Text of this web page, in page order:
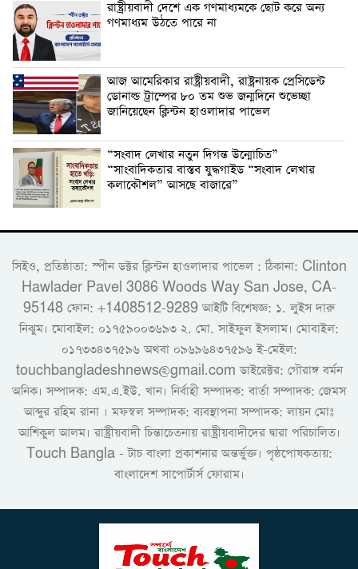
রাষ্ট্রীয়বাদী দেশে ‎এক গণমাধ্যমকে ছোট করে অন্য
গণমাধ্যম উঠতে পারে না ‎
‎আজ আমেরিকার রাষ্ট্রীয়বাদী, রাষ্ট্রনায়ক প্রেসিডেন্ট
ডোনাল্ড ট্রাম্পের ৮০ তম শুভ জন্মদিনে শুভেচ্ছা
জানিয়েছেন ক্লিন্টন হাওলাদার পাভেল
“সংবাদ লেখার নতুন দিগন্ত উন্মোচিত”
“সাংবাদিকতার বাস্তব যুদ্ধগাইড “সংবাদ লেখার
কলাকৌশল” আসছে বাজারে”
সিইও, প্রতিষ্ঠাতা: স্পীন ডক্টর ক্লিন্টন হাওলাদার পাভেল : ঠিকানা: Clinton
Hawlader Pavel 3086 Woods Way San Jose, CA-
95148 ফোন: +1408512-9289 আইটি বিশেষজ্ঞ: ১. লুইস দারু
নিঝুম। ‎মোবাইল: ০১৭৫৯০০৩৬৯৩ ২. মো. সাইফুল ইসলাম। মোবাইল:
০১৭৩৩৪৩৭৫৯৬ অথবা ০৯৬৯৬৪৩৭৫৯৬ ই-মেইল:
touchbangladeshnews@gmail.com ডাইরেক্টর: গৌরাঙ্গ বর্মন
অনিক। সম্পাদক: এম.এ.ইউ. খান। নির্বাহী সম্পাদক: বার্তা সম্পাদক: জেমস
আব্দুর রহিম রানা । মফস্বল সম্পাদক: ব্যবস্থাপনা সম্পাদক: লায়ন মোঃ
আশিকুল আলম। রাষ্ট্রীয়বাদী চিন্তাচেতনায় রাষ্ট্রীয়বাদীদের দ্বারা পরিচালিত।
Touch Bangla - টাচ বাংলা প্রকাশনার অন্তর্ভুক্ত। পৃষ্ঠপোষকতায়:
বাংলাদেশ সাপোর্টার্স ফোরাম।